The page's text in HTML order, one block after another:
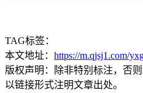
TAG标签：
本文地址： https://m.qjsj1.com/
版权声明：除非特别标注，否
以链接形式注明文章出处。